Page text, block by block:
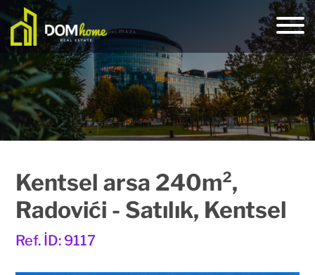
Kentsel arsa 240m²,
Radovići - Satılık, Kentsel
Ref. İD: 9117